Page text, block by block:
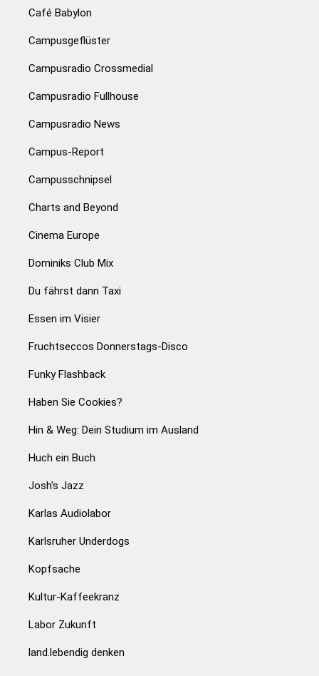
Café Babylon
Campusgeflüster
Campusradio Crossmedial
Campusradio Fullhouse
Campusradio News
Campus-Report
Campusschnipsel
Charts and Beyond
Cinema Europe
Dominiks Club Mix
Du fährst dann Taxi
Essen im Visier
Fruchtseccos Donnerstags-Disco
Funky Flashback
Haben Sie Cookies?
Hin & Weg: Dein Studium im Ausland
Huch ein Buch
Josh's Jazz
Karlas Audiolabor
Karlsruher Underdogs
Kopfsache
Kultur-Kaffeekranz
Labor Zukunft
land.lebendig denken